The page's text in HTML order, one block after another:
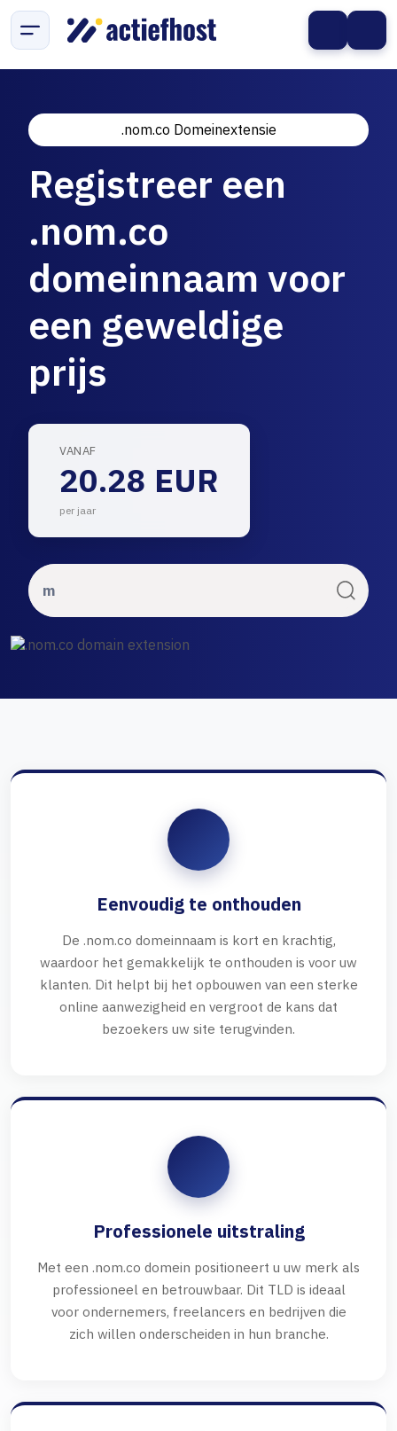
.nom.co Domeinextensie
Registreer een
.nom.co
domeinnaam voor
een geweldige
prijs
VANAF
20.28 EUR
per jaar
Eenvoudig te onthouden
De .nom.co domeinnaam is kort en krachtig,
waardoor het gemakkelijk te onthouden is voor uw
klanten. Dit helpt bij het opbouwen van een sterke
online aanwezigheid en vergroot de kans dat
bezoekers uw site terugvinden.
Professionele uitstraling
Met een .nom.co domein positioneert u uw merk als
professioneel en betrouwbaar. Dit TLD is ideaal
voor ondernemers, freelancers en bedrijven die
zich willen onderscheiden in hun branche.